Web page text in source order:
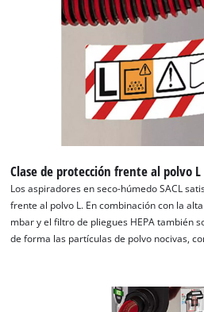
¡Necesitamos
cargar el
Clase de protección frente al polvo L
Los aspiradores en seco-húmedo SACL
frente al polvo L. En combinación con la
mbar y el filtro de pliegues HEPA también
de forma las partículas de polvo nocivas,